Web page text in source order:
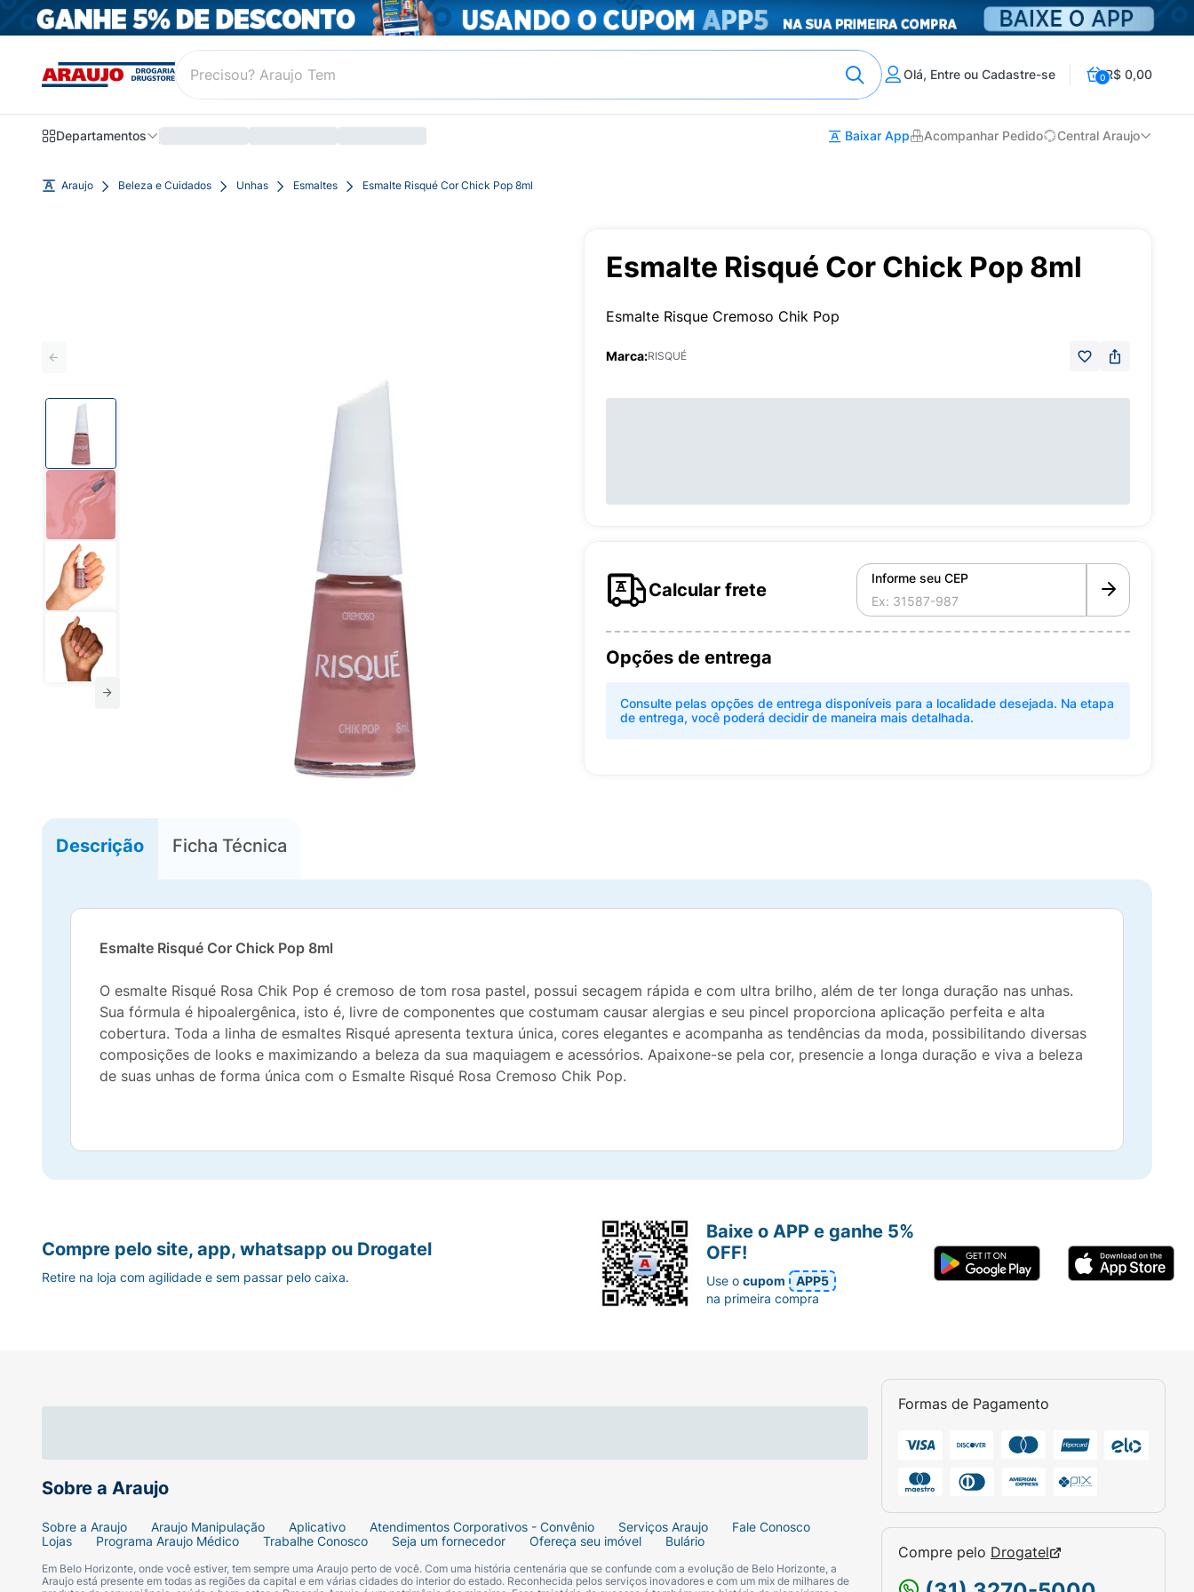
Olá, Entre ou Cadastre-se 0R$ 0,00
Departamentos Baixar App Acompanhar Pedido Central Araujo
Araujo Beleza e Cuidados Unhas Esmaltes Esmalte Risqué Cor Chick Pop 8ml
Esmalte Risqué Cor Chick Pop 8ml
Esmalte Risque Cremoso Chik Pop
Marca:RISQUÉ
Calcular frete
Informe seu CEP
Opções de entrega
Consulte pelas opções de entrega disponíveis para a localidade desejada. Na etapa
de entrega, você poderá decidir de maneira mais detalhada.
Descrição Ficha Técnica
Esmalte Risqué Cor Chick Pop 8ml
O esmalte Risqué Rosa Chik Pop é cremoso de tom rosa pastel, possui secagem rápida e com ultra brilho, além de ter longa duração nas unhas.
Sua fórmula é hipoalergênica, isto é, livre de componentes que costumam causar alergias e seu pincel proporciona aplicação perfeita e alta
cobertura. Toda a linha de esmaltes Risqué apresenta textura única, cores elegantes e acompanha as tendências da moda, possibilitando diversas
composições de looks e maximizando a beleza da sua maquiagem e acessórios. Apaixone-se pela cor, presencie a longa duração e viva a beleza
de suas unhas de forma única com o Esmalte Risqué Rosa Cremoso Chik Pop.
Sobre a Araujo
Sobre a Araujo Araujo Manipulação Aplicativo Atendimentos Corporativos - Convênio Serviços Araujo
Fale Conosco
Lojas
Programa Araujo Médico Trabalhe Conosco Seja um fornecedor Ofereça seu imóvel Bulário
Em Belo Horizonte, onde você estiver, tem sempre uma Araujo perto de você. Com uma história centenária que se confunde com a evolução de Belo Horizonte, a
Araujo está presente em todas as regiões da capital e em várias cidades do interior do estado. Reconhecida pelos serviços inovadores e com um mix de milhares de
Formas de Pagamento
Compre pelo Drogatel
Compre pelo site, app, whatsapp ou Drogatel
Retire na loja com agilidade e sem passar pelo caixa.
Baixe o APP e ganhe 5%
OFF!
Use ocupom
APP5
na primeira compra